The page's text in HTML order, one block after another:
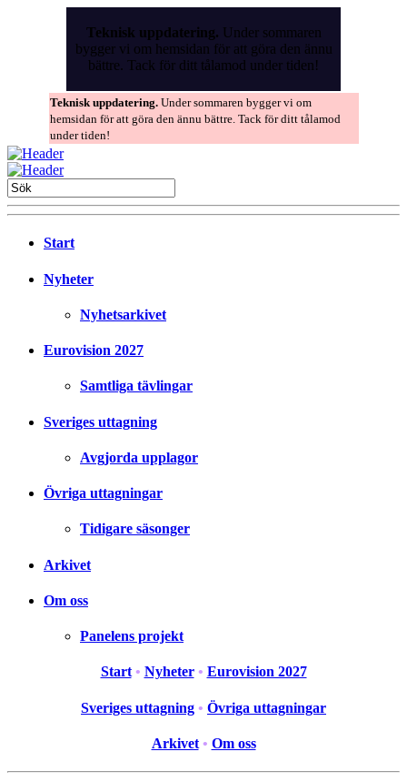
Teknisk uppdatering. Under sommaren
bygger vi om hemsidan för att göra den ännu
bättre. Tack för ditt tålamod under tiden!
Teknisk uppdatering. Under sommaren bygger vi om
hemsidan för att göra den ännu bättre. Tack för ditt tålamod
under tiden!
Start
Nyheter
Nyhetsarkivet
Eurovision 2027
Samtliga tävlingar
Sveriges uttagning
Avgjorda upplagor
Övriga uttagningar
Tidigare säsonger
Arkivet
Om oss
Panelens projekt
Start • Nyheter • Eurovision 2027
Sveriges uttagning • Övriga uttagningar
Arkivet • Om oss